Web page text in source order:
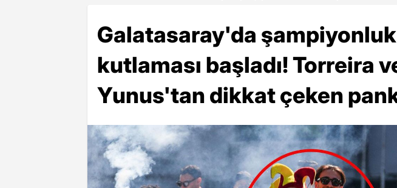
Galatasaray'da şampiyonluk
kutlaması başladı! Torreira
Yunus'tan dikkat çeken